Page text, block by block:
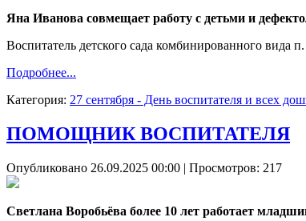
Яна Иванова совмещает работу с детьми и
Воспитатель детского сада комбинированного вида
Подробнее...
Категория: 27 сентября - День воспитателя и всех
ПОМОЩНИК ВОСПИТАТЕЛЯ
Опубликовано 26.09.2025 00:00 | Просмотров: 217
Светлана Воробьёва более 10 лет работает